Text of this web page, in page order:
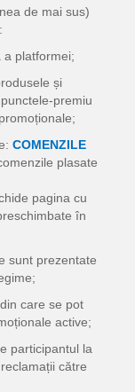
de mai sus)
a platformei;
și
premiu
COMENZILE
plasate
pagina cu
în
sunt prezentate
care se pot
active;
participantul la
către